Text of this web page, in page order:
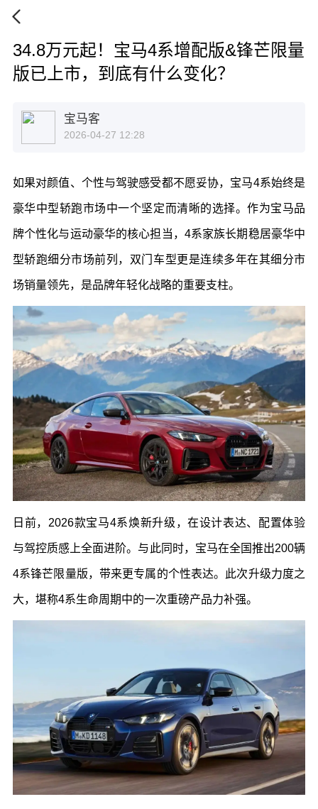
34.8万元起！宝马4系增配版&锋芒限量
版已上市，到底有什么变化？
宝马客
2026-04-27 12:28
如果对颜值、个性与驾驶感受都不愿妥协，宝马4系始终是
豪华中型轿跑市场中一个坚定而清晰的选择。作为宝马品
牌个性化与运动豪华的核心担当， 4系家族长期稳居豪华中
型轿跑细分市场前列，双门车型更是连续多年在其细分市
场销量领先，是品牌年轻化战略的重要支柱。
日前， 2026款宝马4系焕新升级，在设计表达、配置体验
与驾控质感上全面进阶。与此同时，宝马在全国推出200辆
4系锋芒限量版，带来更专属的个性表达。此次升级力度之
大，堪称4系生命周期中的一次重磅产品力补强。